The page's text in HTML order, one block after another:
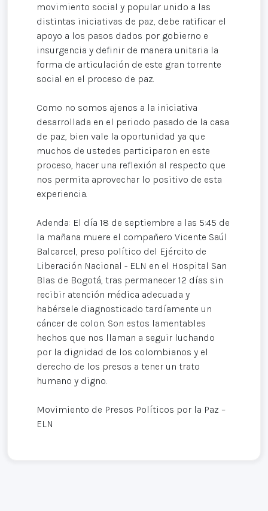
movimiento social y popular unido a las
distintas iniciativas de paz, debe ratificar el
apoyo a los pasos dados por gobierno e
insurgencia y definir de manera unitaria la
forma de articulación de este gran torrente
social en el proceso de paz.
Como no somos ajenos a la iniciativa
desarrollada en el periodo pasado de la casa
de paz, bien vale la oportunidad ya que
muchos de ustedes participaron en este
proceso, hacer una reflexión al respecto que
nos permita aprovechar lo positivo de esta
experiencia.
Adenda: El día 18 de septiembre a las 5:45 de
la mañana muere el compañero Vicente Saúl
Balcarcel, preso político del Ejército de
Liberación Nacional - ELN en el Hospital San
Blas de Bogotá, tras permanecer 12 días sin
recibir atención médica adecuada y
habérsele diagnosticado tardíamente un
cáncer de colon. Son estos lamentables
hechos que nos llaman a seguir luchando
por la dignidad de los colombianos y el
derecho de los presos a tener un trato
humano y digno.
Movimiento de Presos Políticos por la Paz –
ELN